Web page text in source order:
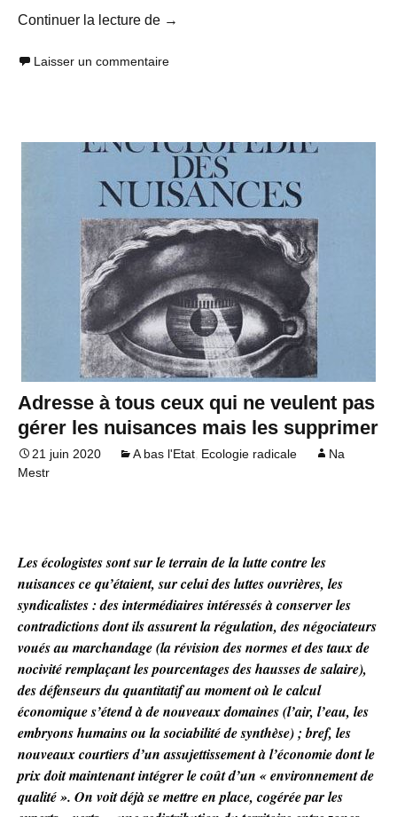
Continuer la lecture de Le 5 mars 2022 à Lyon, assiégeons
→
Laisser un commentaire
Adresse à tous ceux qui ne veulent pas
gérer les nuisances mais les supprimer
21 juin 2020 A bas l'Etat, Ecologie radicale
Na
Mestr
Les écologistes sont sur le terrain de la lutte contre les
nuisances ce qu’étaient, sur celui des luttes ouvrières, les
syndicalistes : des intermédiaires intéressés à conserver les
contradictions dont ils assurent la régulation, des négociateurs
voués au marchandage (la révision des normes et des taux de
nocivité remplaçant les pourcentages des hausses de salaire),
des défenseurs du quantitatif au moment où le calcul
économique s’étend à de nouveaux domaines (l’air, l’eau, les
embryons humains ou la sociabilité de synthèse) ; bref, les
nouveaux courtiers d’un assujettissement à l’économie dont le
prix doit maintenant intégrer le coût d’un « environnement de
qualité ». On voit déjà se mettre en place, cogérée par les